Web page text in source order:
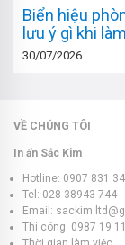
Biển hiệu
lưu ý gì khi
30/07/2026
VỀ CHÚNG TÔI
In ấn Sắc Kim
Hotline: 0907 831
Tel: 028 38943 744
Email:
Thi công: 0987 19